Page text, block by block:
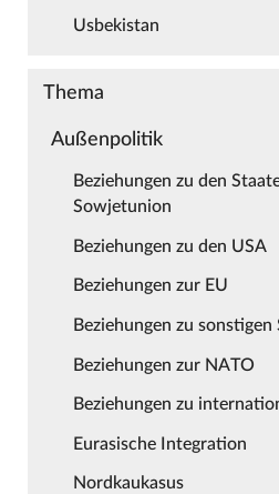
Usbekistan
Thema
Außenpolitik
Beziehungen zu den
Sowjetunion
Beziehungen zu den USA
Beziehungen zur EU
Beziehungen zu sonstigen
Beziehungen zur NATO
Beziehungen zu
Eurasische Integration
Nordkaukasus